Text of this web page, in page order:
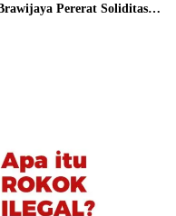
Pererat Soliditas